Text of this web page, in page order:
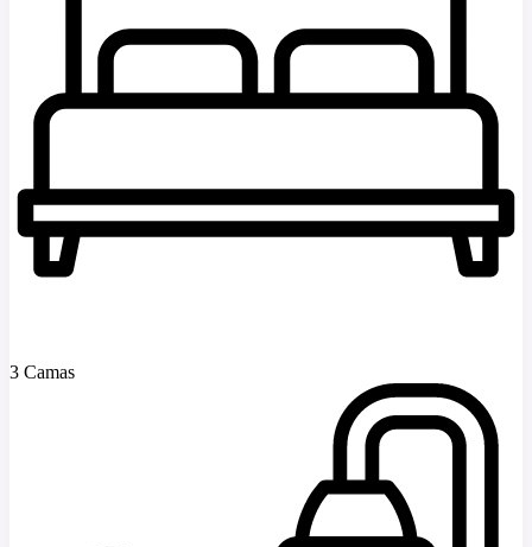
3 Camas